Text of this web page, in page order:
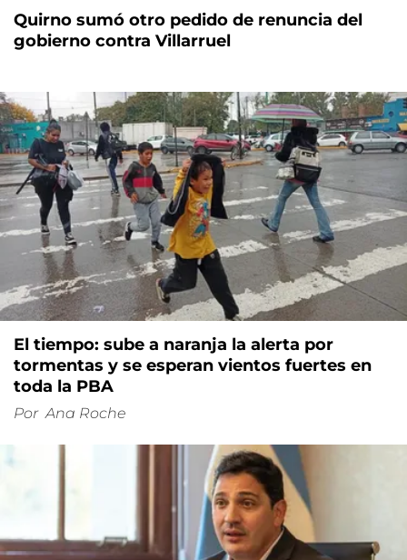
Quirno sumó otro pedido de renuncia del
gobierno contra Villarruel
El tiempo: sube a naranja la alerta por
tormentas y se esperan vientos fuertes en
toda la PBA
Por Ana Roche